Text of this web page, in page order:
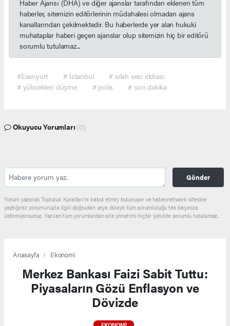
Haber Ajansı (DHA) ve diğer ajanslar tarafından eklenen tüm
haberler, sitemizin editörlerinin müdahalesi olmadan ajans
kanallarından çekilmektedir. Bu haberlerde yer alan hukuki
muhataplar haberi geçen ajanslar olup sitemizin hiç bir editörü
sorumlu tutulamaz...
#Esenyurt # İstanbul
# silah sesi iddiası
# yüksekten düşme
# polis # son dakika
Okuyucu Yorumları (0)
Gönder
Yorum yazarak Topluluk Kuralları’nı kabul etmiş bulunuyor ve haber.network sitesine
yaptığınız yorumunuzla ilgili doğrudan veya dolaylı tüm sorumluluğu tek başınıza
üstleniyorsunuz. Yazılan tüm yorumlardan site yönetimi hiçbir şekilde sorumlu tutulamaz.
Anasayfa Ekonomi
Merkez Bankası Faizi Sabit Tuttu:
Piyasaların Gözü Enflasyon ve
Dövizde